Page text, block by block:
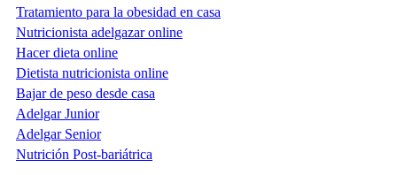
Tratamiento para la obesidad en casa
Nutricionista adelgazar online
Hacer dieta online
Dietista nutricionista online
Bajar de peso desde casa
Adelgar Junior
Adelgar Senior
Nutrición Post-bariátrica